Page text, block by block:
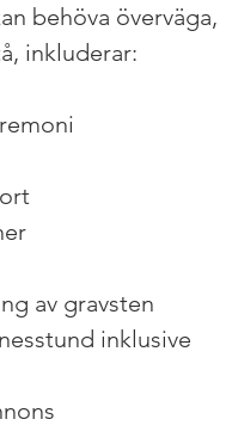
behöva överväga,
inkluderar:
av gravsten
inklusive